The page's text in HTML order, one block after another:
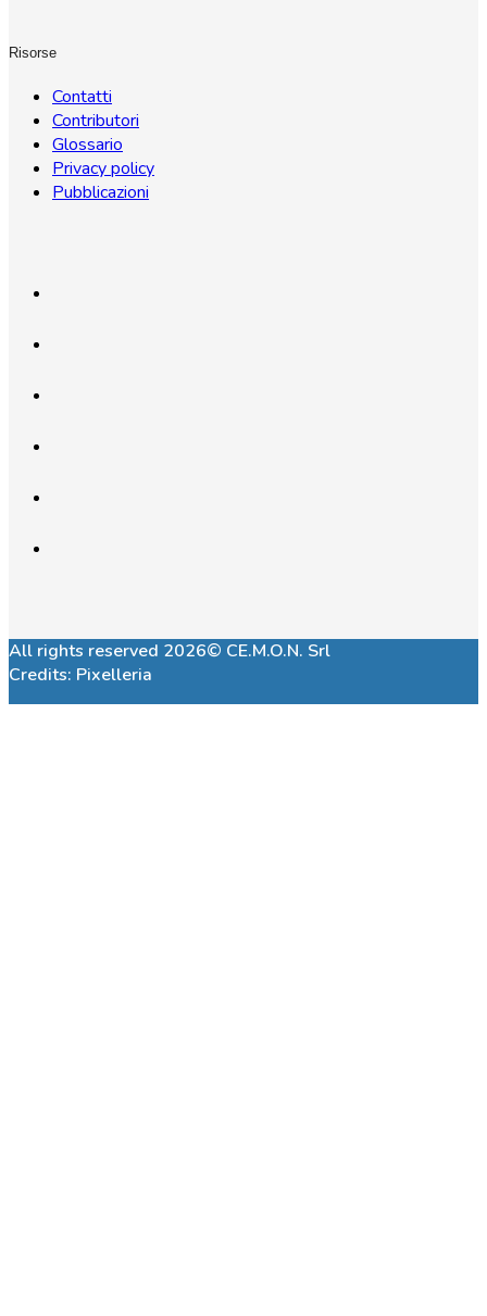
Risorse
Contatti
Contributori
Glossario
Privacy policy
Pubblicazioni
All rights reserved 2026© CE.M.O.N. Srl
Credits: Pixelleria